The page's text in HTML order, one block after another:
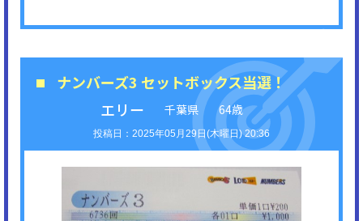
ナンバーズ3 セットボックス当選！
エリー
千葉県 64歳
2025年05月29日(木曜日) 20:36